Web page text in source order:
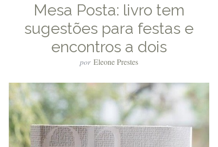
Mesa Posta: livro tem
sugestões para festas e
encontros a dois
por Eleone Prestes